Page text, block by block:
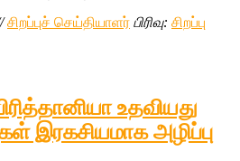
சிறப்புச் செய்தியாளர் பிரிவு: சிறப்பு
உதவியது
இரகசியமாக அழிப்பு